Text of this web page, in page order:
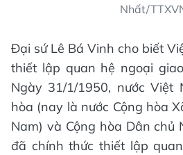
Nhất/
Đại sứ Lê Bá Vinh cho biết
thiết lập quan hệ ngoại
Ngày 31/1/1950, nước Việt
hòa (nay là nước Cộng hòa
Nam) và Cộng hòa Dân chủ
đã chính thức thiết lập